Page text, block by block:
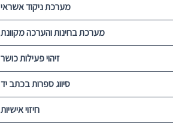
מערכת ניקוד אשראי
מערכת בחינות והערכה מקוונת
זיהוי פעילות כושר
סיווג ספרות בכתב יד
חיזוי אישיות